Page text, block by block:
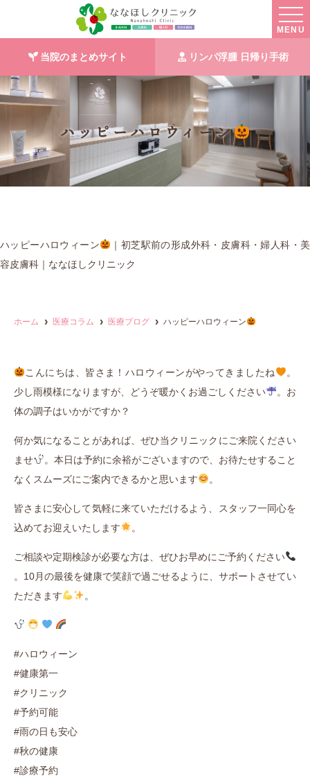
MENU
当院のまとめサイト リンパ浮腫 日帰り手術
ハッピーハロウィーン
ハッピーハロウィーン
｜初芝駅前の形成外科・皮膚科・婦人科・美
容皮膚科｜ななほしクリニック
ホーム 医療コラム 医療ブログ ハッピーハロウィーン
こんにちは、皆さま！ハロウィーンがやってきましたね
。
少し雨模様になりますが、どうぞ暖かくお過ごしください
。お
体の調子はいかがですか？
何か気になることがあれば、ぜひ当クリニックにご来院ください
ませ
。本日は予約に余裕がございますので、お待たせすること
なくスムーズにご案内できるかと思います
。
皆さまに安心して気軽に来ていただけるよう、スタッフ一同心を
込めてお迎えいたします
。
ご相談や定期検診が必要な方は、ぜひお早めにご予約ください
。10月の最後を健康で笑顔で過ごせるように、サポートさせてい
ただきます
。
#ハロウィーン
#健康第一
#クリニック
#予約可能
#雨の日も安心
#秋の健康
#診療予約